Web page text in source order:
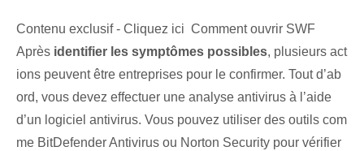
Contenu exclusif - Cliquez ici Comment ouvrir SWF
Après⁣ identifier les symptômes possibles, plusieurs act
ions peuvent être entreprises pour le confirmer. Tout d’ab
ord, vous devez effectuer une analyse antivirus à l’aide
d’un logiciel antivirus. Vous pouvez⁤ utiliser⁢ des outils com
me BitDefender Antivirus ou Norton Security pour vérifier⁢